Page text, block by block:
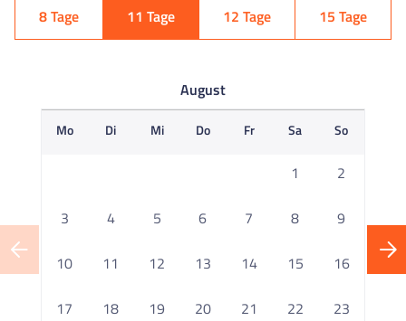
8 Tage 11 Tage 12 Tage 15 Tage
August
Mo Di Mi Do Fr Sa So
1 2
3 4 5 6 7 8 9
10 11 12 13 14 15 16
17 18 19 20 21 22 23